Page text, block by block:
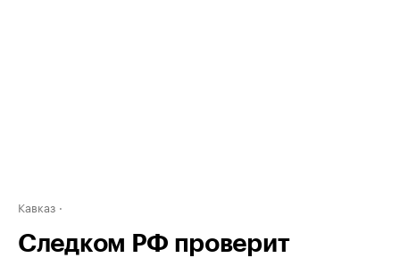
Кавказ
Следком РФ проверит